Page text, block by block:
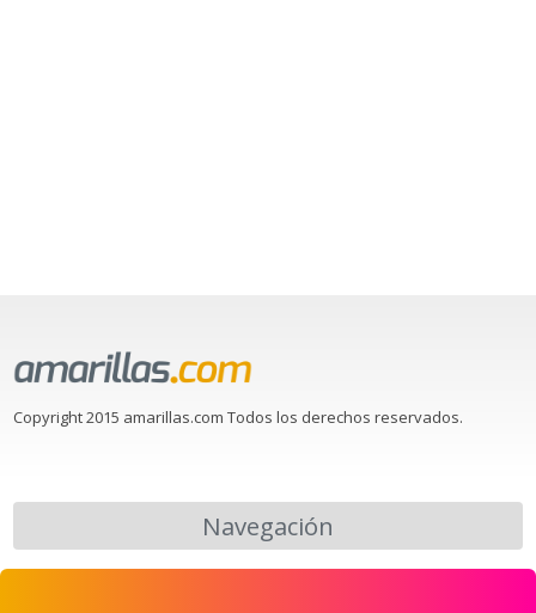
Copyright 2015 amarillas.com Todos los derechos reservados.
Navegación